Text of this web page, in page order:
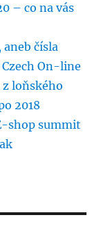
– co na vás
čísla
On-line
z loňského
2018
shop summit